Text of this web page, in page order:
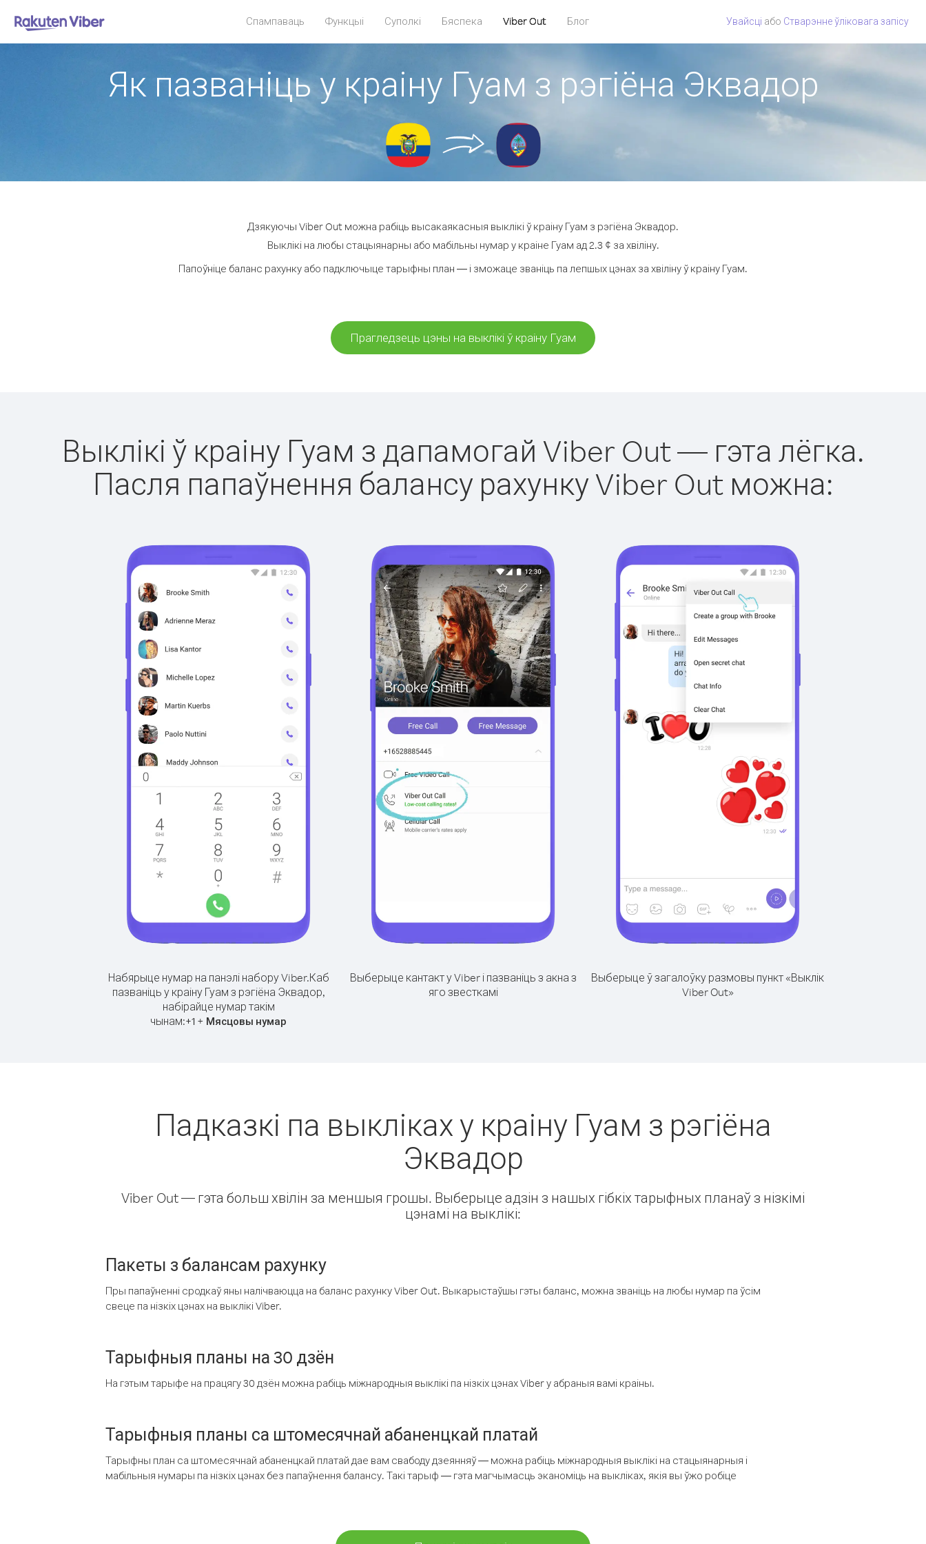
Спампаваць Функцыі Суполкі Бяспека Viber Out Блог Увайсці або Стварэнне ўліковага запісу
Як пазваніць у краіну Гуам з рэгіёна Эквадор
Дзякуючы Viber Out можна рабіць высакаякасныя выклікі ў краіну Гуам з рэгіёна Эквадор.
Выклікі на любы стацыянарны або мабільны нумар у краіне Гуам ад 2.3 ¢ за хвіліну.
Папоўніце баланс рахунку або падключыце тарыфны план — і зможаце званіць па лепшых цэнах за хвіліну ў краіну Гуам.
Прагледзець цэны на выклікі ў краіну Гуам
Выклікі ў краіну Гуам з дапамогай Viber Out — гэта лёгка.
Пасля папаўнення балансу рахунку Viber Out можна:
Набярыце нумар на панэлі набору Viber.Каб
пазваніць у краіну Гуам з рэгіёна Эквадор,
набірайце нумар такім
чынам:+1 + Мясцовы нумар
Выберыце кантакт у Viber і пазваніць з акна з
яго звесткамі
Выберыце ў загалоўку размовы пункт «Выклік
Viber Out»
Падказкі па выкліках у краіну Гуам з рэгіёна
Эквадор
Viber Out — гэта больш хвілін за меншыя грошы. Выберыце адзін з нашых гібкіх тарыфных планаў з нізкімі
цэнамі на выклікі:
Пакеты з балансам рахунку
Пры папаўненні сродкаў яны налічваюцца на баланс рахунку Viber Out. Выкарыстаўшы гэты баланс, можна званіць на любы нумар па ўсім
свеце па нізкіх цэнах на выклікі Viber.
Тарыфныя планы на 30 дзён
На гэтым тарыфе на працягу 30 дзён можна рабіць міжнародныя выклікі па нізкіх цэнах Viber у абраныя вамі краіны.
Тарыфныя планы са штомесячнай абаненцкай платай
Тарыфны план са штомесячнай абаненцкай платай дае вам свабоду дзеянняў — можна рабіць міжнародныя выклікі на стацыянарныя і
мабільныя нумары па нізкіх цэнах без папаўнення балансу. Такі тарыф — гэта магчымасць эканоміць на выкліках, якія вы ўжо робіце